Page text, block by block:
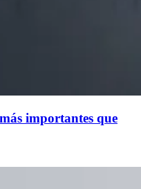
importantes que